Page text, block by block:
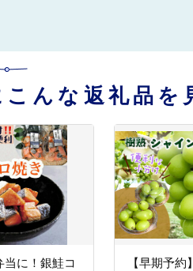
んな返礼品を
当に！銀鮭コ
【早期予